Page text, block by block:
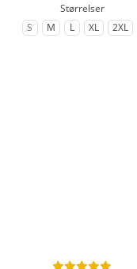
Størrelser
til Størrelse
S- på lager igen om kort tid
til Størrelse
M til Størrelse
L til Størrelse
XL til
2XL